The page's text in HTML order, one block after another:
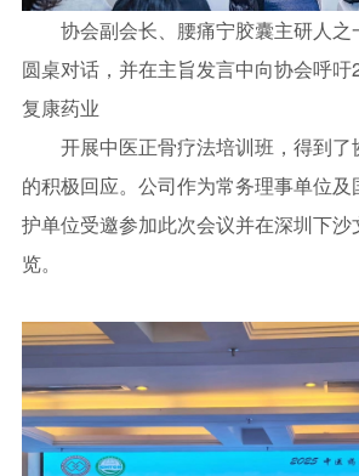
协会副会长、腰痛宁胶囊主研人
圆桌对话，并在主旨发言中向协会呼
复康药业
开展中医正骨疗法培训班，得到
的积极回应。公司作为常务理事单位
护单位受邀参加此次会议并在深圳下沙
览。